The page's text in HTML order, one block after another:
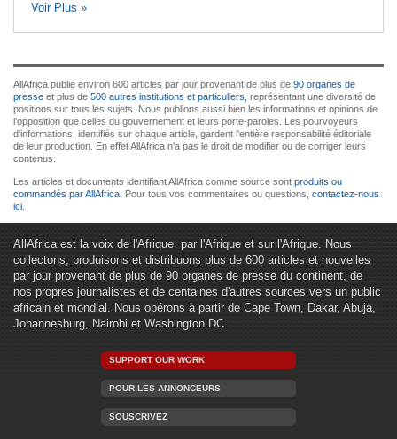
Voir Plus »
AllAfrica publie environ 600 articles par jour provenant de plus de 90 organes de
presse et plus de 500 autres institutions et particuliers , représentant une diversité de
positions sur tous les sujets. Nous publions aussi bien les informations et opinions de
l'opposition que celles du gouvernement et leurs porte-paroles. Les pourvoyeurs
d'informations, identifiés sur chaque article, gardent l'entière responsabilité éditoriale
de leur production. En effet AllAfrica n'a pas le droit de modifier ou de corriger leurs
contenus.
Les articles et documents identifiant AllAfrica comme source sont produits ou
commandés par AllAfrica . Pour tous vos commentaires ou questions, contactez-nous
ici
AllAfrica est la voix de l'Afrique. par l'Afrique et sur l'Afrique. Nous
collectons, produisons et distribuons plus de 600 articles et nouvelles
par jour provenant de plus de 90 organes de presse du continent, de
nos propres journalistes et de centaines d'autres sources vers un public
africain et mondial. Nous opérons à partir de Cape Town, Dakar, Abuja,
Johannesburg, Nairobi et Washington DC.
SUPPORT OUR WORK
POUR LES ANNONCEURS
SOUSCRIVEZ